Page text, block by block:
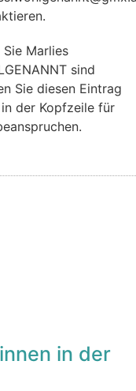
Sie Marlies
sind
Sie diesen Eintrag
der Kopfzeile für
in der